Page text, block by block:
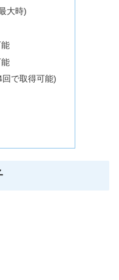
大時)
で取得可能)